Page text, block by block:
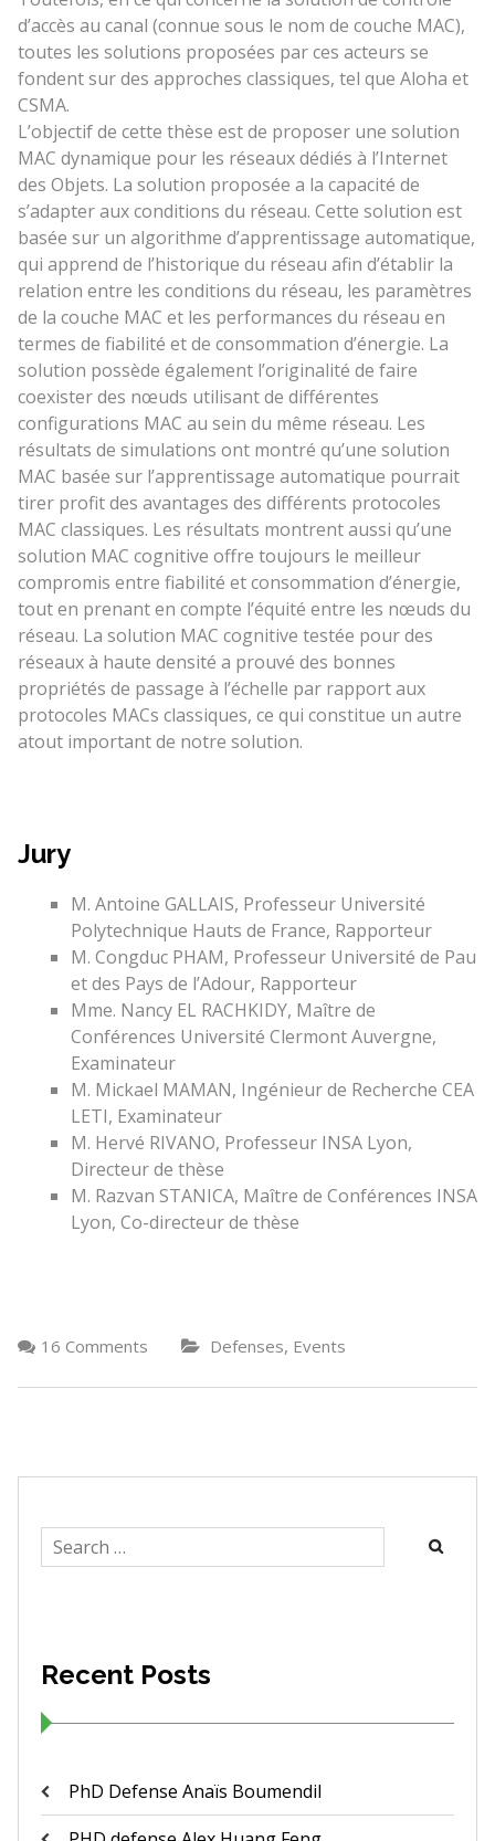
d’accès au canal (connue sous le nom de couche MAC),
toutes les solutions proposées par ces acteurs se
fondent sur des approches classiques, tel que Aloha et
CSMA.
L’objectif de cette thèse est de proposer une solution
MAC dynamique pour les réseaux dédiés à l’Internet
des Objets. La solution proposée a la capacité de
s’adapter aux conditions du réseau. Cette solution est
basée sur un algorithme d’apprentissage automatique,
qui apprend de l’historique du réseau afin d’établir la
relation entre les conditions du réseau, les paramètres
de la couche MAC et les performances du réseau en
termes de fiabilité et de consommation d’énergie. La
solution possède également l’originalité de faire
coexister des nœuds utilisant de différentes
configurations MAC au sein du même réseau. Les
résultats de simulations ont montré qu’une solution
MAC basée sur l’apprentissage automatique pourrait
tirer profit des avantages des différents protocoles
MAC classiques. Les résultats montrent aussi qu’une
solution MAC cognitive offre toujours le meilleur
compromis entre fiabilité et consommation d’énergie,
tout en prenant en compte l’équité entre les nœuds du
réseau. La solution MAC cognitive testée pour des
réseaux à haute densité a prouvé des bonnes
propriétés de passage à l’échelle par rapport aux
protocoles MACs classiques, ce qui constitue un autre
atout important de notre solution.
Jury
M. Antoine GALLAIS, Professeur Université
Polytechnique Hauts de France, Rapporteur
M. Congduc PHAM, Professeur Université de Pau
et des Pays de l’Adour, Rapporteur
Mme. Nancy EL RACHKIDY, Maître de
Conférences Université Clermont Auvergne,
Examinateur
M. Mickael MAMAN, Ingénieur de Recherche CEA
LETI, Examinateur
M. Hervé RIVANO, Professeur INSA Lyon,
Directeur de thèse
M. Razvan STANICA, Maître de Conférences INSA
Lyon, Co-directeur de thèse
16 Comments Defenses, Events
Search
for:
Recent Posts
PhD Defense Anaïs Boumendil